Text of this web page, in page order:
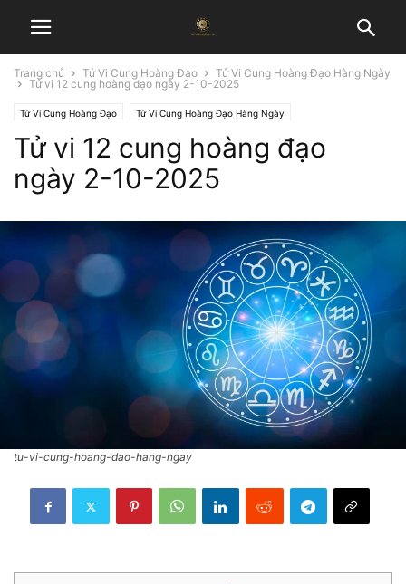
Trang chủ Tử Vi Cung Hoàng Đạo
Tử Vi Cung Hoàng Đạo Hàng Ngày
Tử vi 12 cung hoàng đạo ngày 2-10-2025
Tử Vi Cung Hoàng Đạo Tử Vi Cung Hoàng Đạo Hàng Ngày
Tử vi 12 cung hoàng đạo
ngày 2-10-2025
tu-vi-cung-hoang-dao-hang-ngay